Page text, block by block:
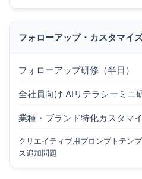
フォローアップ・カスタマイ
フォローアップ研修（半日）
全社員向け AIリテラシーミニ
業種・ブランド特化カスタマ
クリエイティブ用プロンプトテン
ス追加問題